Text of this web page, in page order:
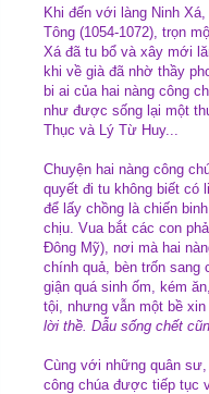
Khi đến với làng Ninh
Tông (1054-1072), trọn
Xá đã tu bổ và xây mới
khi về già đã nhờ thầy
bi ai của hai nàng công
như được sống lại một
Thục và Lý Từ Huy...
Chuyện hai nàng công
quyết đi tu không biết có
để lấy chồng là chiến
chịu. Vua bắt các con
Đông Mỹ), nơi mà hai
chính quả, bèn trốn sang
giận quá sinh ốm, kém
tội, nhưng vẫn một bề
lời thề. Dẫu sống chết
Cùng với những quân
công chúa được tiếp tục